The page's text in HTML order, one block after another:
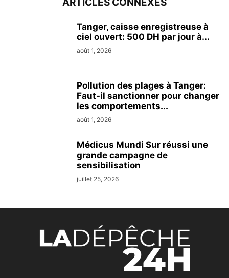
Tanger, caisse enregistreuse à
ciel ouvert: 500 DH par jour à...
août 1, 2026
Pollution des plages à Tanger:
Faut-il sanctionner pour changer
les comportements...
août 1, 2026
Médicus Mundi Sur réussi une
grande campagne de
sensibilisation
juillet 25, 2026